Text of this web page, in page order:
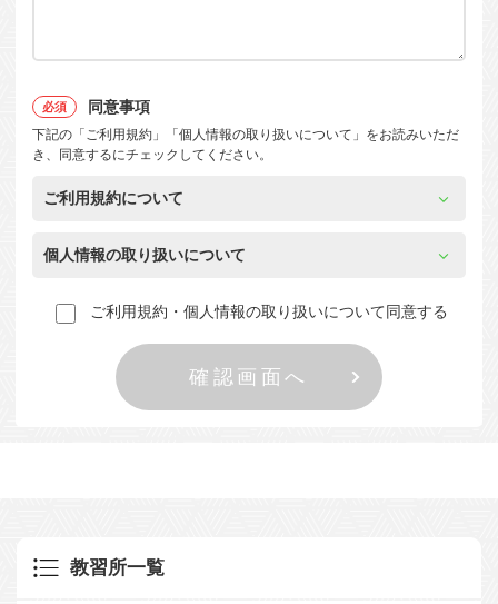
同意事項
下記の「ご利用規約」「個人情報の取り扱いについて」をお読みいただ
き、同意するにチェックしてください。
ご利用規約について
個人情報の取り扱いについて
ご利用規約・個人情報の取り扱いについて同意する
教習所一覧